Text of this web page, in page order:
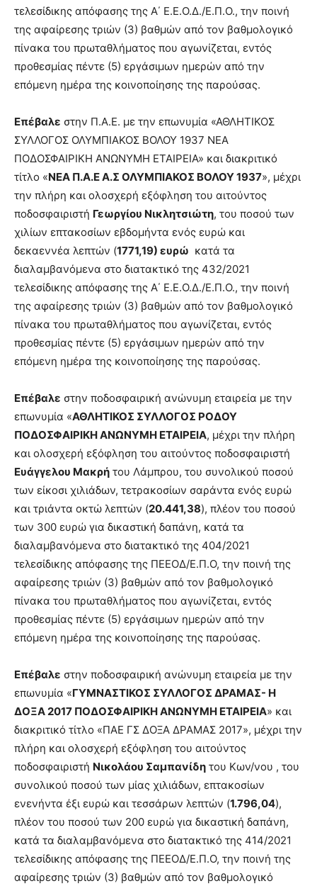
τελεσίδικης απόφασης της Α΄ Ε.Ε.Ο.Δ./Ε.Π.Ο., την ποινή
της αφαίρεσης τριών (3) βαθμών από τον βαθμολογικό
πίνακα του πρωταθλήματος που αγωνίζεται, εντός
προθεσμίας πέντε (5) εργάσιμων ημερών από την
επόμενη ημέρα της κοινοποίησης της παρούσας.
Επέβαλε στην Π.Α.Ε. με την επωνυμία «ΑΘΛΗΤΙΚΟΣ
ΣΥΛΛΟΓΟΣ ΟΛΥΜΠΙΑΚΟΣ ΒΟΛΟΥ 1937 ΝΕΑ
ΠΟΔΟΣΦΑΙΡΙΚΗ ΑΝΩΝΥΜΗ ΕΤΑΙΡΕΙΑ» και διακριτικό
τίτλο «ΝΕΑ Π.Α.Ε Α.Σ ΟΛΥΜΠΙΑΚΟΣ ΒΟΛΟΥ 1937», μέχρι
την πλήρη και ολοσχερή εξόφληση του αιτούντος
ποδοσφαιριστή Γεωργίου Νικλητσιώτη, του ποσού των
χιλίων επτακοσίων εβδομήντα ενός ευρώ και
δεκαεννέα λεπτών (1771,19) ευρώ κατά τα
διαλαμβανόμενα στο διατακτικό της 432/2021
τελεσίδικης απόφασης της Α΄ Ε.Ε.Ο.Δ./Ε.Π.Ο., την ποινή
της αφαίρεσης τριών (3) βαθμών από τον βαθμολογικό
πίνακα του πρωταθλήματος που αγωνίζεται, εντός
προθεσμίας πέντε (5) εργάσιμων ημερών από την
επόμενη ημέρα της κοινοποίησης της παρούσας.
Επέβαλε στην ποδοσφαιρική ανώνυμη εταιρεία με την
επωνυμία «ΑΘΛΗΤΙΚΟΣ ΣΥΛΛΟΓΟΣ ΡΟΔΟΥ
ΠΟΔΟΣΦΑΙΡΙΚΗ ΑΝΩΝΥΜΗ ΕΤΑΙΡΕΙΑ, μέχρι την πλήρη
και ολοσχερή εξόφληση του αιτούντος ποδοσφαιριστή
Ευάγγελου Μακρή του Λάμπρου, του συνολικού ποσού
των είκοσι χιλιάδων, τετρακοσίων σαράντα ενός ευρώ
και τριάντα οκτώ λεπτών (20.441,38), πλέον του ποσού
των 300 ευρώ για δικαστική δαπάνη, κατά τα
διαλαμβανόμενα στο διατακτικό της 404/2021
τελεσίδικης απόφασης της ΠΕΕΟΔ/Ε.Π.Ο, την ποινή της
αφαίρεσης τριών (3) βαθμών από τον βαθμολογικό
πίνακα του πρωταθλήματος που αγωνίζεται, εντός
προθεσμίας πέντε (5) εργάσιμων ημερών από την
επόμενη ημέρα της κοινοποίησης της παρούσας.
Επέβαλε στην ποδοσφαιρική ανώνυμη εταιρεία με την
επωνυμία «ΓΥΜΝΑΣΤΙΚΟΣ ΣΥΛΛΟΓΟΣ ΔΡΑΜΑΣ- Η
ΔΟΞΑ 2017 ΠΟΔΟΣΦΑΙΡΙΚΗ ΑΝΩΝΥΜΗ ΕΤΑΙΡΕΙΑ» και
διακριτικό τίτλο «ΠΑΕ ΓΣ ΔΟΞΑ ΔΡΑΜΑΣ 2017», μέχρι την
πλήρη και ολοσχερή εξόφληση του αιτούντος
ποδοσφαιριστή Νικολάου Σαμπανίδη του Κων/νου , του
συνολικού ποσού των μίας χιλιάδων, επτακοσίων
ενενήντα έξι ευρώ και τεσσάρων λεπτών (1.796,04),
πλέον του ποσού των 200 ευρώ για δικαστική δαπάνη,
κατά τα διαλαμβανόμενα στο διατακτικό της 414/2021
τελεσίδικης απόφασης της ΠΕΕΟΔ/Ε.Π.Ο, την ποινή της
αφαίρεσης τριών (3) βαθμών από τον βαθμολογικό